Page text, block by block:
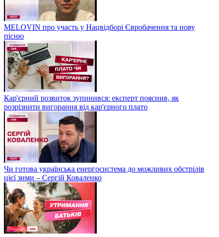
MELOVIN про участь у Нацвідборі Євробачення та нову
пісню
Кар'єрний розвиток зупинився: експерт пояснив, як
розрізнити вигорання від кар'єрного плато
Чи готова українська енергосистема до можливих обстрілів
цієї зими – Сергій Коваленко